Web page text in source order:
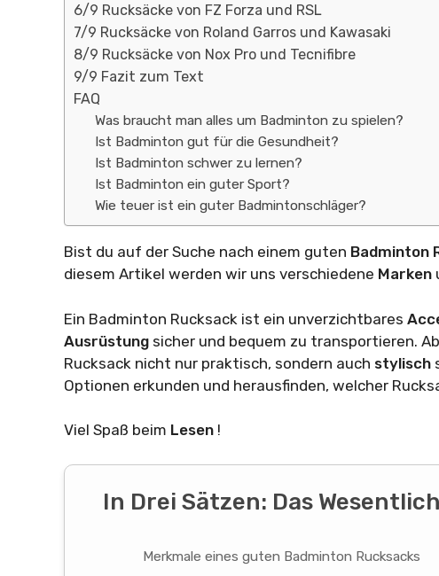
6/9 Rucksäcke von FZ Forza und RSL
7/9 Rucksäcke von Roland Garros und Kawasaki
8/9 Rucksäcke von Nox Pro und Tecnifibre
9/9 Fazit zum Text
FAQ
Was braucht man alles um Badminton zu spielen?
Ist Badminton gut für die Gesundheit?
Ist Badminton schwer zu lernen?
Ist Badminton ein guter Sport?
Wie teuer ist ein guter Badmintonschläger?
Bist du auf der Suche nach einem guten Badminton
diesem Artikel werden wir uns verschiedene Marken
Ein Badminton Rucksack ist ein unverzichtbares
Ausrüstung sicher und bequem zu transportieren.
Rucksack nicht nur praktisch, sondern auch stylisch
Optionen erkunden und herausfinden, welcher
Viel Spaß beim Lesen !
In Drei Sätzen: Das
Merkmale eines guten Badminton Rucksacks